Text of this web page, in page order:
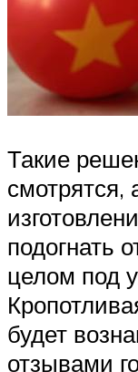
Такие
смотрятся,
подогнать
целом под
будет
отзывами